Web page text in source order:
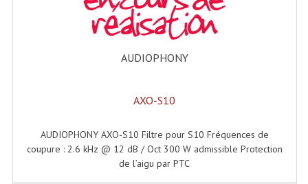
Filtres Actifs, Correcteurs
Filtres Passifs
Haut-Parleurs Amplis Guitare
Moteurs Pavillons Pour Enceinte
AUDIOPHONY
AXO-S10
AUDIOPHONY AXO-S10 Filtre pour S10 Fréquences de
coupure : 2.6 kHz @ 12 dB / Oct 300 W admissible Protection
de l’aigu par PTC